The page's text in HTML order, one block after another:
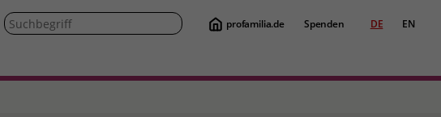
profamilia.de Spenden DE EN